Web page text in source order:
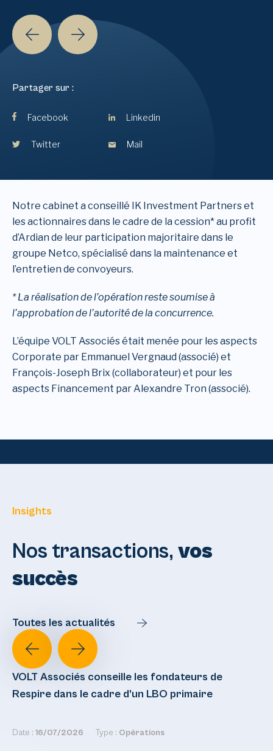
Partager sur :
Facebook Linkedin
Twitter Mail
Notre cabinet a conseillé IK Investment Partners et
les actionnaires dans le cadre de la cession* au profit
d’Ardian de leur participation majoritaire dans le
groupe Netco, spécialisé dans la maintenance et
l’entretien de convoyeurs.
* La réalisation de l’opération reste soumise à
l’approbation de l’autorité de la concurrence.
L’équipe VOLT Associés était menée pour les aspects
Corporate par Emmanuel Vergnaud (associé) et
François-Joseph Brix (collaborateur) et pour les
aspects Financement par Alexandre Tron (associé).
Insights
Nos transactions, vos
succès
Toutes les actualités
VOLT Associés conseille les fondateurs de
Respire dans le cadre d’un LBO primaire
Date : 16/07/2026 Type : Opérations